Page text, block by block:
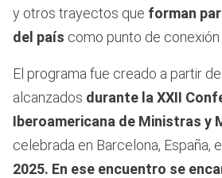
y otros trayectos que forman
del país como punto de
El programa fue creado a partir
alcanzados durante la XXII
Iberoamericana de Ministras y
celebrada en Barcelona, España,
2025. En ese encuentro se